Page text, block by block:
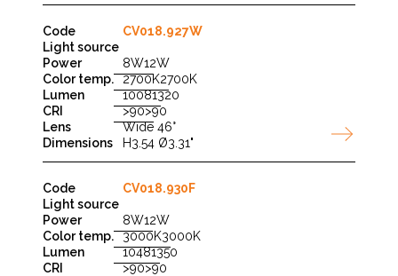
CV018.927W
8W12W
2700K2700K
10081320
>90>90
Wide 46°
H3.54 Ø3.31"
CV018.930F
8W12W
3000K3000K
10481350
>90>90